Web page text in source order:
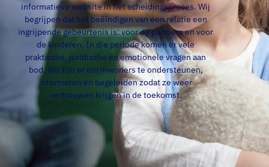
informatieve website in het scheidingsproces. Wij
begrijpen dat het beëindigen van een relatie een
ingrijpende gebeurtenis is: voor de partners en voor
de kinderen. In die periode komen er vele
praktische, juridische én emotionele vragen aan
bod. Wij zijn er om inwoners te ondersteunen,
informeren en begeleiden zodat ze weer
vertrouwen krijgen in de toekomst.